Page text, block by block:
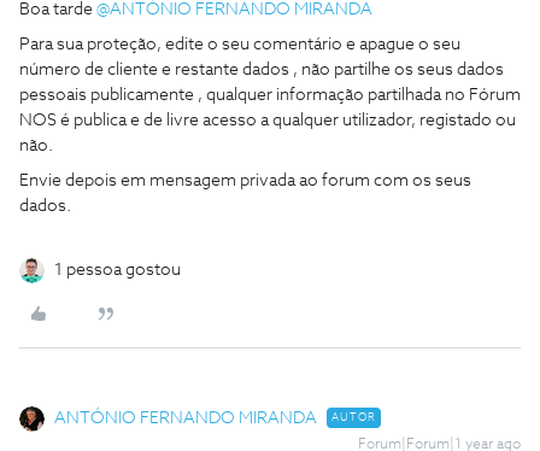
Boa tarde ​ @ANTÓNIO FERNANDO MIRANDA
Para sua proteção, edite o seu comentário e apague o seu
número de cliente e restante dados , não partilhe os seus dados
pessoais publicamente , qualquer informação partilhada no Fórum
NOS é publica e de livre acesso a qualquer utilizador, registado ou
não.
Envie depois em mensagem privada ao forum com os seus
dados.
1 pessoa gostou
ANTÓNIO FERNANDO MIRANDA AUTOR
Forum|Forum|1 year ago